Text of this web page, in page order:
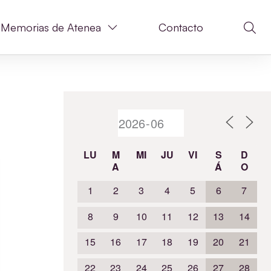
Memorias de Atenea Contacto
LU
M
A
MI JU VI
S
Á
D
O
1
2 3 4 5 6
7
8
9 10 11 12 13
14
15
16 17 18 19 20
21
22
23 24 25 26 27
28